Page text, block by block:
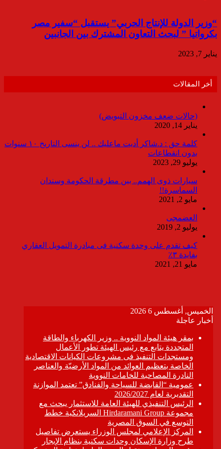
“وزير الدولة للإنتاج الحربي” يستقبل “سفير مصر
بكرواتيا ” لبحث التعاون المشترك بين الجانبين
يناير 7, 2023
أخر المقالات
(حالات ضعف مخزون التبويض)
يناير 14, 2020
كلمة حق : د.شاكر أديت ماعليك .. لن ينسى التاريخ ١٠ سنوات
بدون انقطاعات
يوليو 29, 2023
سيارات ذوى الهمم.. بين مطرقة الحكومة وسندان
السماسرة!!
مايو 2, 2021
العضمجى
يوليو 2, 2019
كيف تقدم على وحدة سكنية فى مبادرة التمويل العقاري
بفايدة ٣٪
مايو 21, 2021